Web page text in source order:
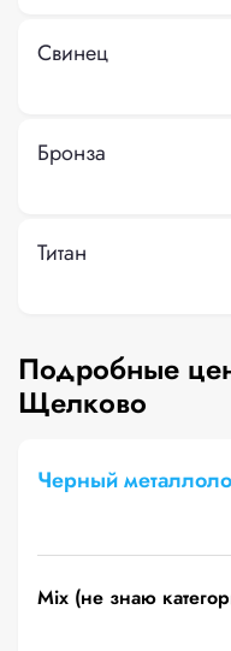
Свинец
Бронза
Титан
Подробные
Щелково
Черный
Mix (не знаю